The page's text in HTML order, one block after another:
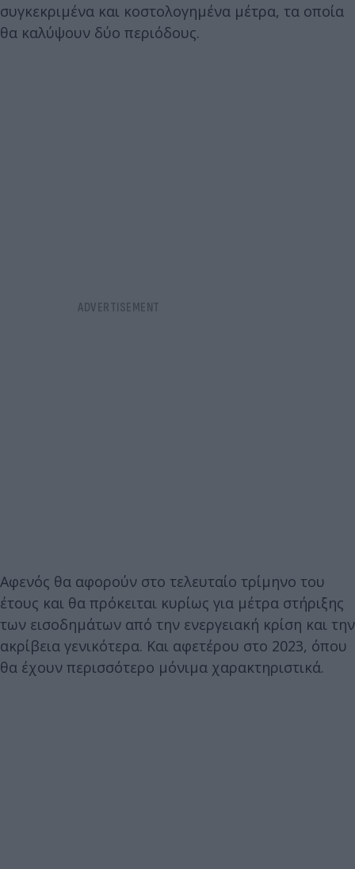
συγκεκριμένα και κοστολογημένα μέτρα, τα οποία
θα καλύψουν δύο περιόδους.
Αφενός θα αφορούν στο τελευταίο τρίμηνο του
έτους και θα πρόκειται κυρίως για μέτρα στήριξης
των εισοδημάτων από την ενεργειακή κρίση και την
ακρίβεια γενικότερα. Και αφετέρου στο 2023, όπου
θα έχουν περισσότερο μόνιμα χαρακτηριστικά.